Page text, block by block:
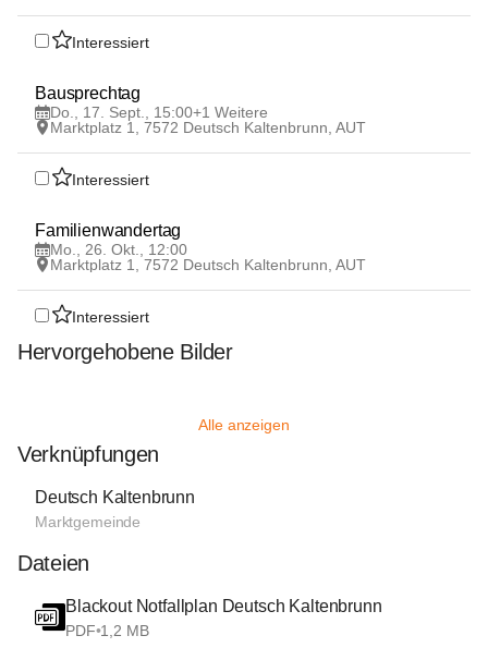
Interessiert
17
SEP
Bausprechtag
Do., 17. Sept., 15:00+1 Weitere
Marktplatz 1, 7572 Deutsch Kaltenbrunn, AUT
Interessiert
26
OKT
Familienwandertag
Mo., 26. Okt., 12:00
Marktplatz 1, 7572 Deutsch Kaltenbrunn, AUT
Interessiert
Hervorgehobene Bilder
Alle anzeigen
Verknüpfungen
Deutsch Kaltenbrunn
Marktgemeinde
Dateien
Blackout Notfallplan Deutsch Kaltenbrunn
PDF•1,2 MB